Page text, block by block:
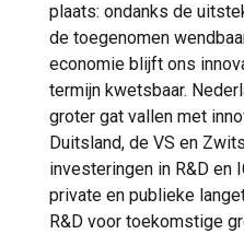
plaats: ondanks de
de toegenomen
economie blijft ons
termijn kwetsbaar.
groter gat vallen met
Duitsland, de VS en
investeringen in R&D en
private en publieke
R&D voor toekomstige